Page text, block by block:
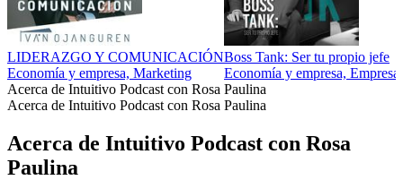
LIDERAZGO Y COMUNICACIÓN
Economía y empresa, Marketing
Boss Tank: Ser tu propio jefe
Economía y empresa, Empresa
Acerca de Intuitivo Podcast con Rosa Paulina
Acerca de Intuitivo Podcast con Rosa Paulina
Acerca de Intuitivo Podcast con Rosa
Paulina